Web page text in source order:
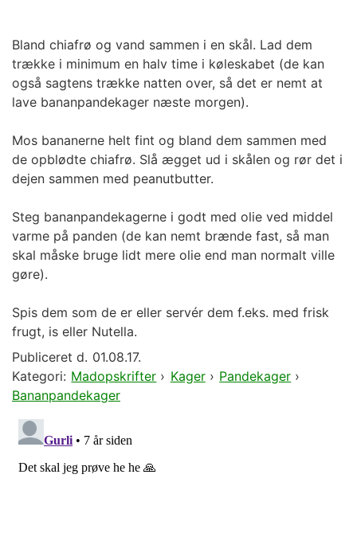
Bland chiafrø og vand sammen i en skål. Lad dem
trække i minimum en halv time i køleskabet (de kan
også sagtens trække natten over, så det er nemt at
lave bananpandekager næste morgen).
Mos bananerne helt fint og bland dem sammen med
de opblødte chiafrø. Slå ægget ud i skålen og rør det i
dejen sammen med peanutbutter.
Steg bananpandekagerne i godt med olie ved middel
varme på panden (de kan nemt brænde fast, så man
skal måske bruge lidt mere olie end man normalt ville
gøre).
Spis dem som de er eller servér dem f.eks. med frisk
frugt, is eller Nutella.
Publiceret d. 01.08.17.
Kategori: Madopskrifter › Kager› Pandekager ›
Bananpandekager